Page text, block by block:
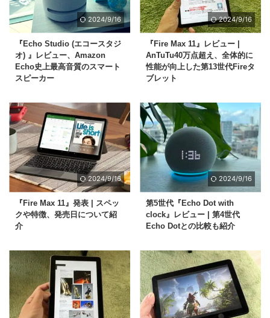
2024/9/16
『Echo Studio (エコースタジ
オ) 』レビュー、Amazon
Echo史上最高音質のスマート
スピーカー
2024/9/16
『Fire Max 11』レビュー |
AnTuTu40万点超え、全体的に
性能が向上した第13世代Fireタ
ブレット
2024/9/16
『Fire Max 11』発表 | スペッ
クや特徴、発売日について紹
介
2024/9/16
第5世代『Echo Dot with
clock』レビュー | 第4世代
Echo Dotとの比較も紹介